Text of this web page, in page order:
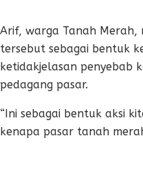
Arif, warga Tanah
tersebut sebagai bentuk
ketidakjelasan penyebab
pedagang pasar.
“Ini sebagai bentuk aksi
kenapa pasar tanah